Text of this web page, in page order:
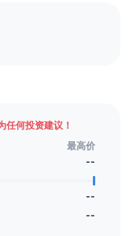
任何投资建议！
最高价
--
--
--